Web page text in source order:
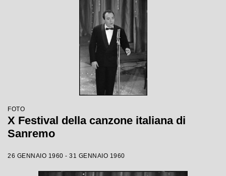
FOTO
X Festival della canzone italiana di
Sanremo
26 GENNAIO 1960 - 31 GENNAIO 1960